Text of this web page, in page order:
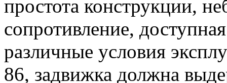
простота конструкции,
сопротивление,
различные условия
86, задвижка должна